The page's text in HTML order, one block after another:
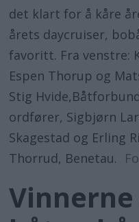
det klart for å kåre
årets daycruiser,
favoritt. Fra venstre:
Espen Thorup og
Stig
ordfører, Sigbjørn
Skagestad og Erling
Thorrud, Benetau.